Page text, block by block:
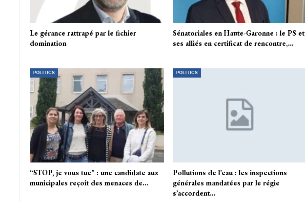
Le gérance rattrapé par le fichier
domination
Sénatoriales en Haute-Garonne : le PS et
ses alliés en certificat de rencontre,…
POLITICS
“STOP, je vous tue” : une candidate aux
municipales reçoit des menaces de…
POLITICS
Pollutions de l’eau : les inspections
générales mandatées par le régie
s’accordent…